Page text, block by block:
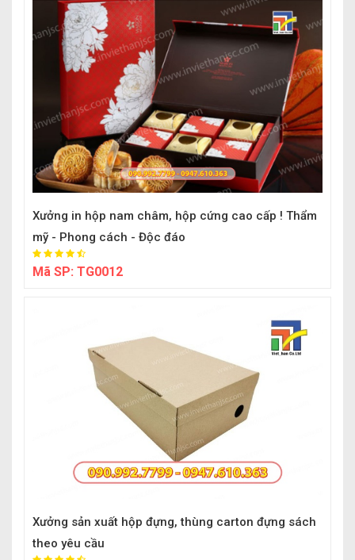
Xưởng in hộp nam châm, hộp cứng cao cấp ! Thẩm
mỹ - Phong cách - Độc đáo
Mã SP: TG0012
Xưởng sản xuất hộp đựng, thùng carton đựng sách
theo yêu cầu